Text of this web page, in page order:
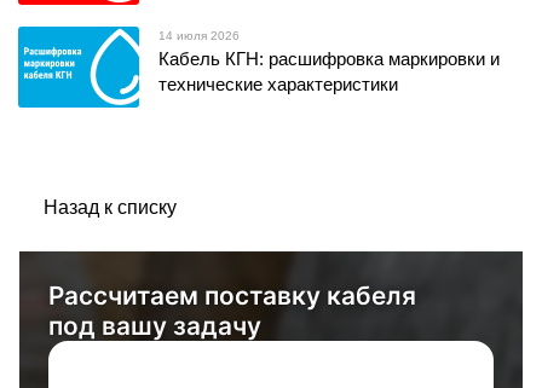
14 июля 2026
Кабель КГН: расшифровка маркировки и
технические характеристики
Назад к списку
Рассчитаем поставку кабеля
под вашу задачу